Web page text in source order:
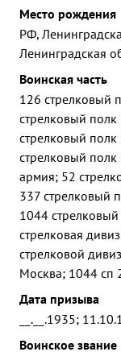
Место рождения
РФ,
Ленинградская
Воинская часть
126 стрелковый
стрелковый
стрелковый
стрелковый
армия; 52
337 стрелковый
1044
стрелковая
стрелковой
Москва; 1044 сп
Дата призыва
__.__.1935;
Воинское звание